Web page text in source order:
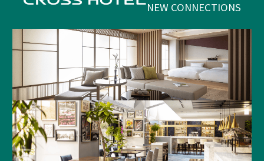
NEW CONNECTIONS